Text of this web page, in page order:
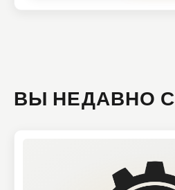
ВЫ НЕДАВНО